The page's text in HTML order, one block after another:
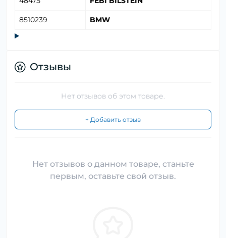
8510239 BMW
Отзывы
Нет отзывов об этом товаре.
+ Добавить отзыв
Нет отзывов о данном товаре, станьте
первым, оставьте свой отзыв.